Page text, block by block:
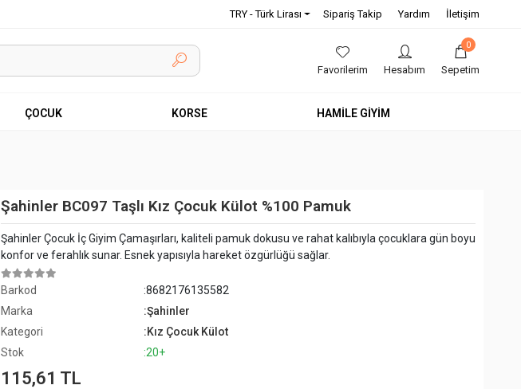
TRY - Türk Lirası Sipariş Takip Yardım İletişim
Favorilerim Hesabım
0
Sepetim
ÇOCUK KORSE HAMİLE GİYİM
Şahinler BC097 Taşlı Kız Çocuk Külot %100 Pamuk
Şahinler Çocuk İç Giyim Çamaşırları, kaliteli pamuk dokusu ve rahat kalıbıyla çocuklara gün boyu
konfor ve ferahlık sunar. Esnek yapısıyla hareket özgürlüğü sağlar.
Barkod
:8682176135582
Marka
:Şahinler
Kategori
:Kız Çocuk Külot
Stok
:20+
115,61 TL